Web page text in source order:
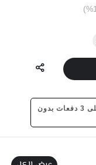
تمارا: قسم فاتورتك على 3 دفعات بدون